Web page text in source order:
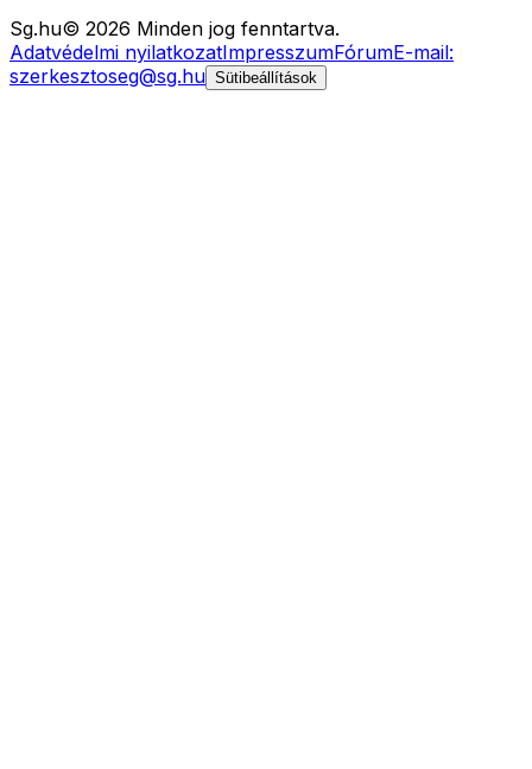
Sg.hu© 2026 Minden jog fenntartva.
Adatvédelmi nyilatkozatImpresszumFórumE-mail:
szerkesztoseg@sg.hu Sütibeállítások